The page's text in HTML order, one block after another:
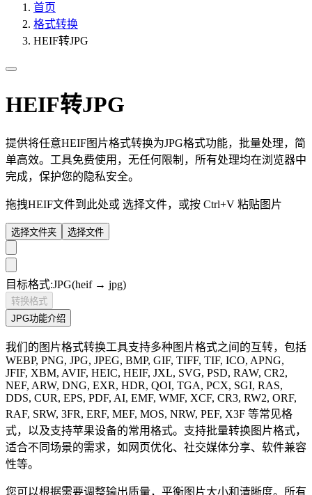
首页
格式转换
HEIF转JPG
HEIF转JPG
提供将任意HEIF图片格式转换为JPG格式功能，批量处理，简
单高效。工具免费使用，无任何限制，所有处理均在浏览器中
完成，保护您的隐私安全。
拖拽HEIF文件到此处或 选择文件，或按 Ctrl+V 粘贴图片
选择文件夹 选择文件
目标格式:JPG(heif → jpg)
转换格式
JPG功能介绍
我们的图片格式转换工具支持多种图片格式之间的互转，包括
WEBP, PNG, JPG, JPEG, BMP, GIF, TIFF, TIF, ICO, APNG,
JFIF, XBM, AVIF, HEIC, HEIF, JXL, SVG, PSD, RAW, CR2,
NEF, ARW, DNG, EXR, HDR, QOI, TGA, PCX, SGI, RAS,
DDS, CUR, EPS, PDF, AI, EMF, WMF, XCF, CR3, RW2, ORF,
RAF, SRW, 3FR, ERF, MEF, MOS, NRW, PEF, X3F 等常见格
式，以及支持苹果设备的常用格式。支持批量转换图片格式，
适合不同场景的需求，如网页优化、社交媒体分享、软件兼容
性等。
您可以根据需要调整输出质量，平衡图片大小和清晰度。所有